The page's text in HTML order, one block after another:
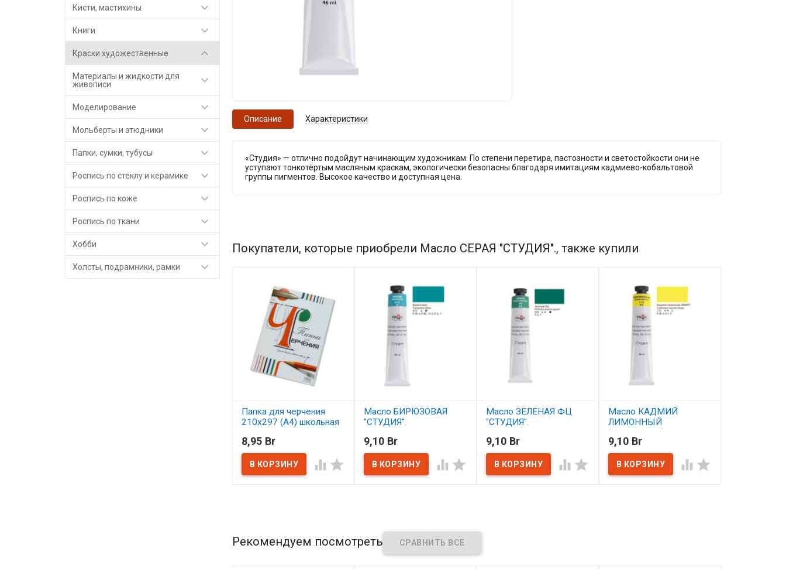
Кисти, мастихины 
Книги 
Краски художественные 
Материалы и жидкости для
живописи

Моделирование 
Мольберты и этюдники 
Папки, сумки, тубусы 
Роспись по стеклу и керамике 
Роспись по коже 
Роспись по ткани 
Хобби 
Холсты, подрамники, рамки 
Описание Характеристики
«Студия» — отлично подойдут начинающим художникам. По степени перетира, пастозности и светостойкости они не
уступают тонкотёртым масляным краскам, экологически безопасны благодаря имитациям кадмиево-кобальтовой
группы пигментов. Высокое качество и доступная цена.
Покупатели, которые приобрели Масло СЕРАЯ "СТУДИЯ"., также купили
Папка для черчения
210х297 (А4) школьная
В наличии
8,95 Br
 
Масло БИРЮЗОВАЯ
"СТУДИЯ".
В наличии
9,10 Br
 
Масло ЗЕЛЕНАЯ ФЦ
"СТУДИЯ".
В наличии
9,10 Br
 
Масло КАДМИЙ
ЛИМОННЫЙ
(ИМИТАЦИЯ) "СТУДИЯ".
В наличии
9,10 Br
 
Рекомендуем посмотреть